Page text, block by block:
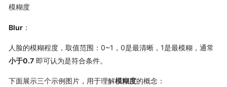
模糊度
Blur：
人脸的模糊程度，取值范围：0~1，0是最清晰，1是最模糊，通常
小于0.7即可认为是符合条件。
下面展示三个示例图片，用于理解模糊度的概念：